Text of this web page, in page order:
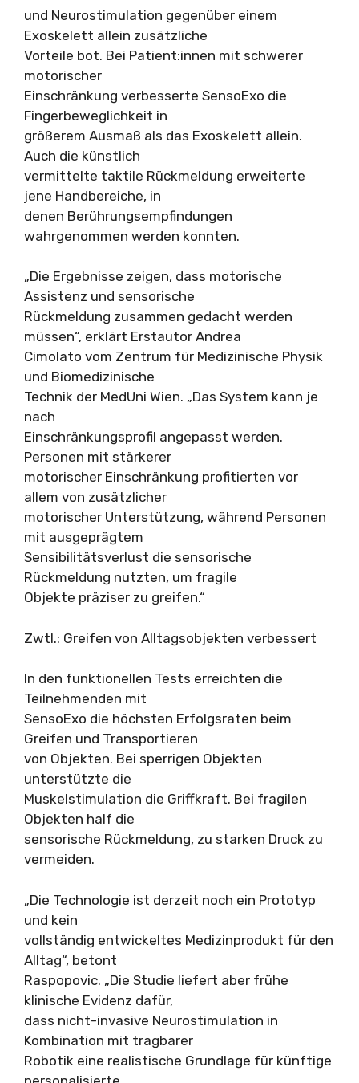
und Neurostimulation gegenüber einem
Exoskelett allein zusätzliche
Vorteile bot. Bei Patient:innen mit schwerer
motorischer
Einschränkung verbesserte SensoExo die
Fingerbeweglichkeit in
größerem Ausmaß als das Exoskelett allein.
Auch die künstlich
vermittelte taktile Rückmeldung erweiterte
jene Handbereiche, in
denen Berührungsempfindungen
wahrgenommen werden konnten.
„Die Ergebnisse zeigen, dass motorische
Assistenz und sensorische
Rückmeldung zusammen gedacht werden
müssen“, erklärt Erstautor Andrea
Cimolato vom Zentrum für Medizinische Physik
und Biomedizinische
Technik der MedUni Wien. „Das System kann je
nach
Einschränkungsprofil angepasst werden.
Personen mit stärkerer
motorischer Einschränkung profitierten vor
allem von zusätzlicher
motorischer Unterstützung, während Personen
mit ausgeprägtem
Sensibilitätsverlust die sensorische
Rückmeldung nutzten, um fragile
Objekte präziser zu greifen.“
Zwtl.: Greifen von Alltagsobjekten verbessert
In den funktionellen Tests erreichten die
Teilnehmenden mit
SensoExo die höchsten Erfolgsraten beim
Greifen und Transportieren
von Objekten. Bei sperrigen Objekten
unterstützte die
Muskelstimulation die Griffkraft. Bei fragilen
Objekten half die
sensorische Rückmeldung, zu starken Druck zu
vermeiden.
„Die Technologie ist derzeit noch ein Prototyp
und kein
vollständig entwickeltes Medizinprodukt für den
Alltag“, betont
Raspopovic. „Die Studie liefert aber frühe
klinische Evidenz dafür,
dass nicht-invasive Neurostimulation in
Kombination mit tragbarer
Robotik eine realistische Grundlage für künftige